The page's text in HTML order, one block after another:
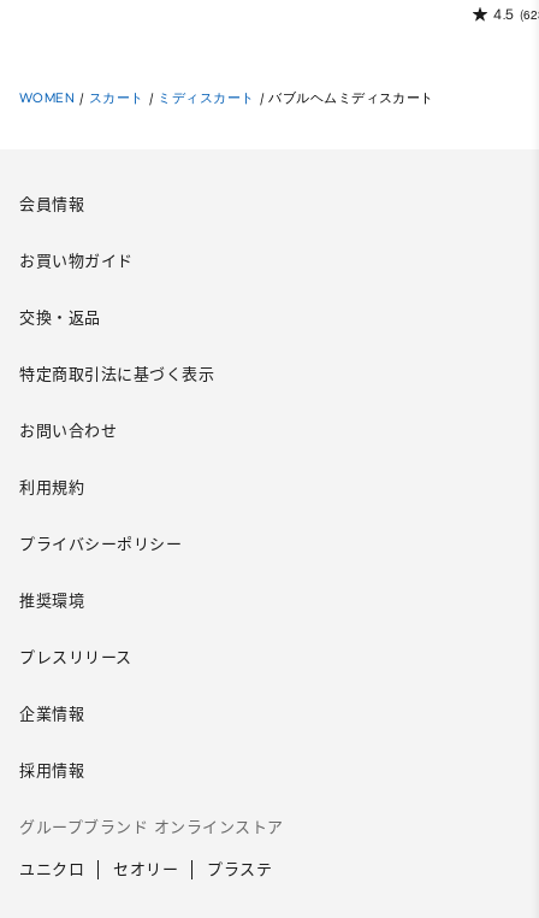
4.5
WOMEN / スカート / ミディスカート / バブルヘムミディスカート
会員情報
お買い物ガイド
交換・返品
特定商取引法に基づく表示
お問い合わせ
利用規約
プライバシーポリシー
推奨環境
プレスリリース
企業情報
採用情報
グループブランド オンラインストア
ユニクロ セオリー プラステ